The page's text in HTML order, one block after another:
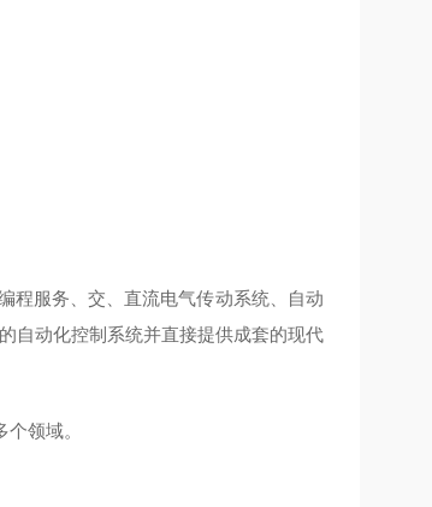
程服务、交、直流电气传动系统、自动
自动化控制系统并直接提供成套的现代
领域。